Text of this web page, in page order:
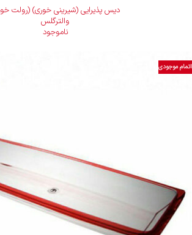
دیس پذیرایی (شیرینی خوری) (رولت
والترگلس
ناموجود
اتمام موجودی